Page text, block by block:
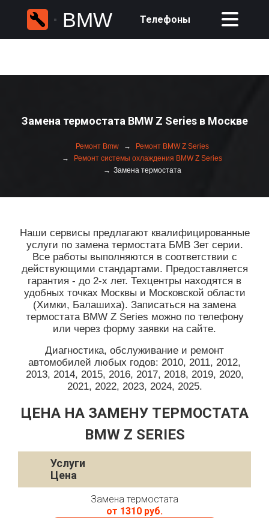
BMW Телефоны
Замена термостата BMW Z Series в Москве
Ремонт Bmw
Ремонт BMW Z Series
Ремонт системы охлаждения BMW Z Series
Замена термостата
Наши сервисы предлагают квалифицированные
услуги по замена термостата БМВ Зет серии.
Все работы выполняются в соответствии с
действующими стандартами. Предоставляется
гарантия - до 2-х лет. Техцентры находятся в
удобных точках Москвы и Московской области
(Химки, Балашиха). Записаться на замена
термостата BMW Z Series можно по телефону
или через форму заявки на сайте.
Диагностика, обслуживание и ремонт
автомобилей любых годов: 2010, 2011, 2012,
2013, 2014, 2015, 2016, 2017, 2018, 2019, 2020,
2021, 2022, 2023, 2024, 2025.
ЦЕНА НА ЗАМЕНУ ТЕРМОСТАТА
BMW Z SERIES
Услуги
Цена
Замена термостата
от 1310 руб.